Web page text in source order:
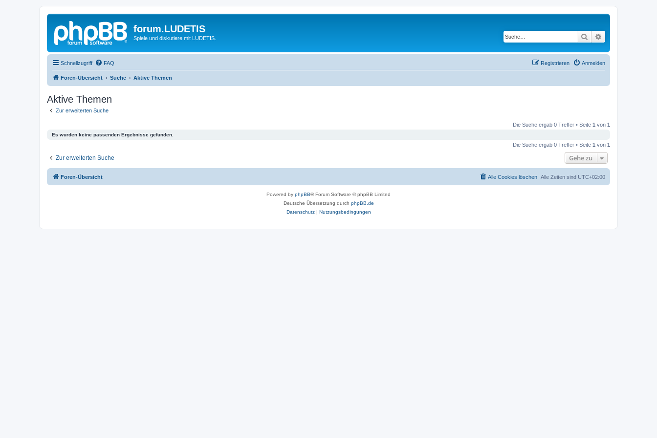
forum.LUDETIS
Spiele und diskutiere mit LUDETIS. Suche
Schnellzugriff FAQ Anmelden
Registrieren
Foren-Übersicht Suche Aktive Themen
Aktive Themen
Zur erweiterten Suche
Die Suche ergab 0 Treffer • Seite 1 von 1
Es wurden keine passenden Ergebnisse gefunden.
Die Suche ergab 0 Treffer • Seite 1 von 1
Zur erweiterten Suche Gehe zu
Foren-Übersicht Alle Zeiten sind UTC+02:00
Alle Cookies löschen
Powered by phpBB® Forum Software © phpBB Limited
Deutsche Übersetzung durch phpBB.de
Datenschutz| Nutzungsbedingungen